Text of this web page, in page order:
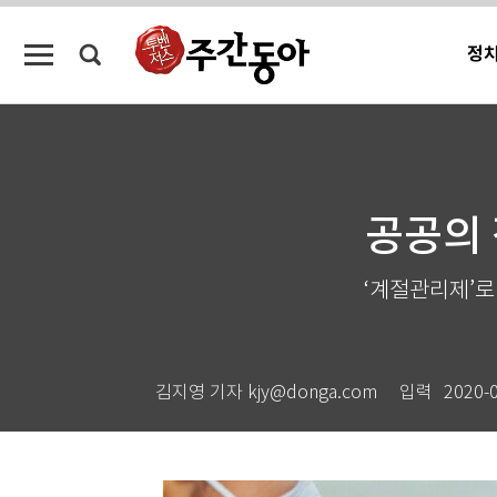
정
공공의
‘계절관리제’
김지영 기자 kjy@donga.com 입력 2020-